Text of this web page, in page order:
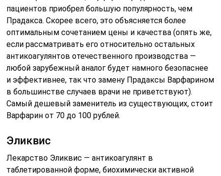
пациентов приобрел большую популярность, чем
Прадакса. Скорее всего, это объясняется более
оптимальным сочетанием цены и качества (опять же,
если рассматривать его относительно остальных
антикоагулянтов отечественного производства —
любой зарубежный аналог будет намного безопаснее
и эффективнее, так что замену Прадаксы Варфарином
в большинстве случаев врачи не приветствуют).
Самый дешевый заменитель из существующих, стоит
Варфарин от 70 до 100 рублей.
Эликвис
Лекарство Эликвис — антикоагулянт в
таблетированной форме, биохимически активной